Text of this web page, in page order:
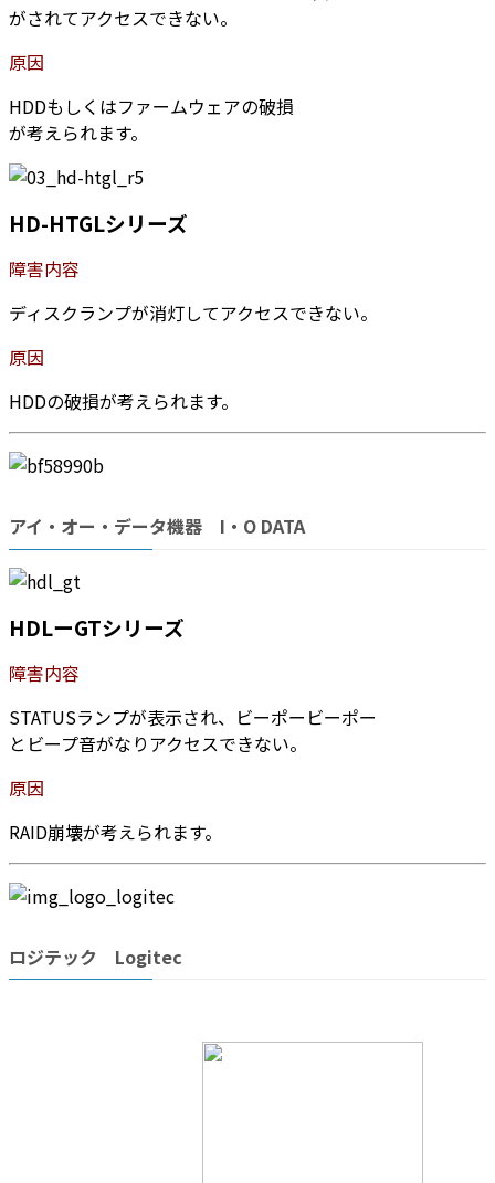
がされてアクセスできない。
原因
HDDもしくはファームウェアの破損
が考えられます。
HD-HTGLシリーズ
障害内容
ディスクランプが消灯してアクセスできない。
原因
HDDの破損が考えられます。
アイ・オー・データ機器 I・O DATA
HDLーGTシリーズ
障害内容
STATUSランプが表示され、ビーポービーポー
とビープ音がなりアクセスできない。
原因
RAID崩壊が考えられます。
ロジテック Logitec